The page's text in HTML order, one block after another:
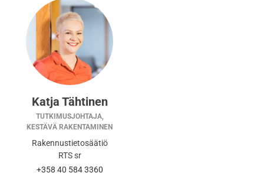
Katja Tähtinen
TUTKIMUSJOHTAJA,
KESTÄVÄ RAKENTAMINEN
Rakennustietosäätiö
RTS sr
+358 40 584 3360